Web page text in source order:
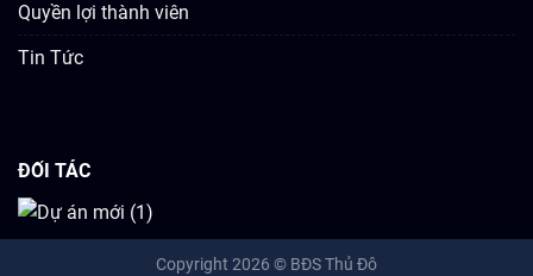
Quyền lợi thành viên
Tin Tức
ĐỐI TÁC
Copyright 2026 © BĐS Thủ Đô